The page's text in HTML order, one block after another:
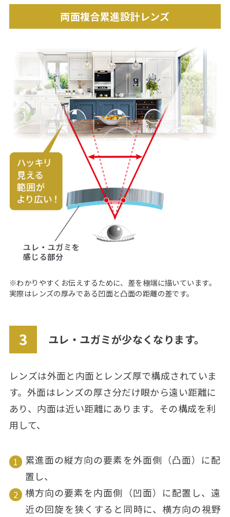
両面複合累進設計レンズ
※わかりやすくお伝えするために、差を極端に描いています。
実際はレンズの厚みである凹面と凸面の距離の差です。
ユレ・ユガミが少なくなります。
レンズは外面と内面とレンズ厚で構成されていま
す。外面はレンズの厚さ分だけ眼から遠い距離に
あり、内面は近い距離にあります。その構成を利
用して、
累進面の縦方向の要素を外面側（凸面）に配
置し、
横方向の要素を内面側（凹面）に配置し、遠
近の回旋を狭くすると同時に、横方向の視野